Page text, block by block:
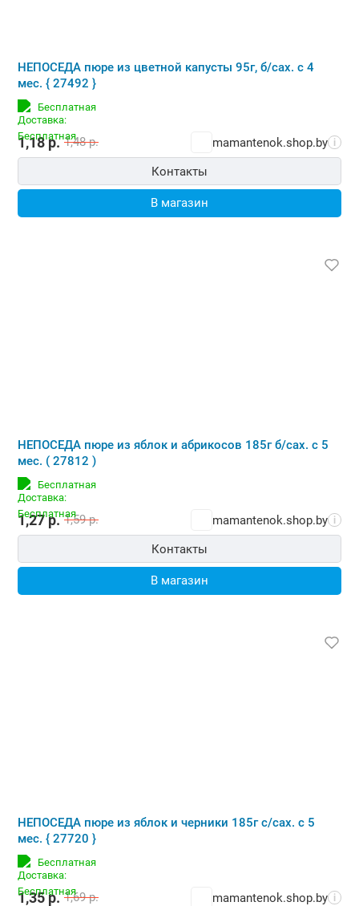
НЕПОСЕДА пюре из цветной капусты 95г, б/сах. с 4
мес. { 27492 }
Бесплатная
1,18р. 1,48р. mamantenok.shop.by i
Контакты
В магазин
НЕПОСЕДА пюре из яблок и абрикосов 185г б/сах. с 5
мес. ( 27812 )
Бесплатная
1,27р. 1,59р. mamantenok.shop.by i
Контакты
В магазин
НЕПОСЕДА пюре из яблок и черники 185г с/сах. с 5
мес. { 27720 }
Бесплатная
1,35р. 1,69р. mamantenok.shop.by i